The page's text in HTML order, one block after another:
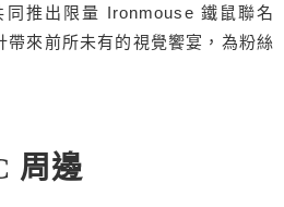
推出限量 Ironmouse 鐵鼠聯名
來前所未有的視覺饗宴，為粉絲
周邊